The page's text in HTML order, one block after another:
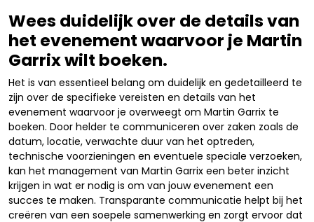
Wees duidelijk over de details van
het evenement waarvoor je Martin
Garrix wilt boeken.
Het is van essentieel belang om duidelijk en gedetailleerd te
zijn over de specifieke vereisten en details van het
evenement waarvoor je overweegt om Martin Garrix te
boeken. Door helder te communiceren over zaken zoals de
datum, locatie, verwachte duur van het optreden,
technische voorzieningen en eventuele speciale verzoeken,
kan het management van Martin Garrix een beter inzicht
krijgen in wat er nodig is om van jouw evenement een
succes te maken. Transparante communicatie helpt bij het
creëren van een soepele samenwerking en zorgt ervoor dat